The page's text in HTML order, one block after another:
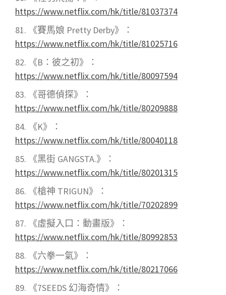
https://www.netflix.com/hk/title/81037374
《賽馬娘 Pretty Derby》：
https://www.netflix.com/hk/title/81025716
《B：彼之初》：
https://www.netflix.com/hk/title/80097594
《哥德偵探》：
https://www.netflix.com/hk/title/80209888
《K》：
https://www.netflix.com/hk/title/80040118
《黑街 GANGSTA.》：
https://www.netflix.com/hk/title/80201315
《槍神 TRIGUN》：
https://www.netflix.com/hk/title/70202899
《虛擬入口：動畫版》：
https://www.netflix.com/hk/title/80992853
《六拳一氣》：
https://www.netflix.com/hk/title/80217066
《7SEEDS 幻海奇情》：